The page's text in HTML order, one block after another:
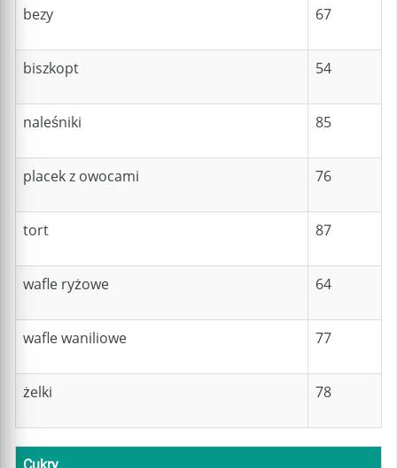
bezy 67
biszkopt 54
naleśniki 85
placek z owocami 76
tort 87
wafle ryżowe 64
wafle waniliowe 77
żelki 78